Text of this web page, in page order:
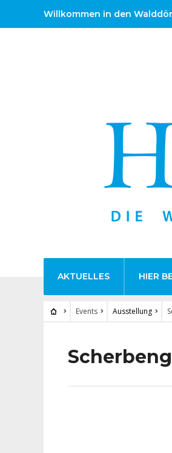
Willkommen in den
AKTUELLES HIER
Events Ausstellung